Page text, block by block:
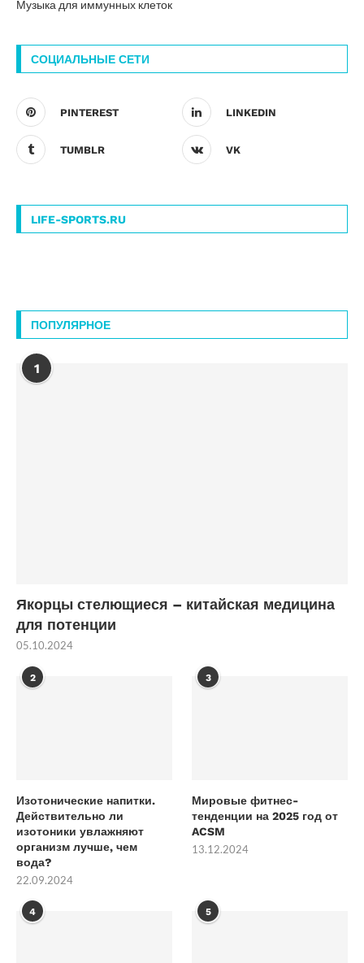
Музыка для иммунных клеток
СОЦИАЛЬНЫЕ СЕТИ
PINTEREST LINKEDIN
TUMBLR VK
LIFE-SPORTS.RU
ПОПУЛЯРНОЕ
1
Якорцы стелющиеся – китайская медицина
для потенции
05.10.2024
2
Изотонические напитки.
Действительно ли
изотоники увлажняют
организм лучше, чем
вода?
22.09.2024
3
Мировые фитнес-
тенденции на 2025 год от
ACSM
13.12.2024
4 5